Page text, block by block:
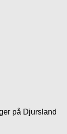
på Djursland